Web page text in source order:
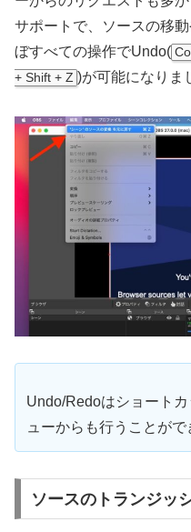
サポートで、ソースの移
ぼすべての操作でUndo(
+ Shift + Z )が可能になりま
Undo/Redoはショート
ューからも行うことがで
ソースのトランジッ